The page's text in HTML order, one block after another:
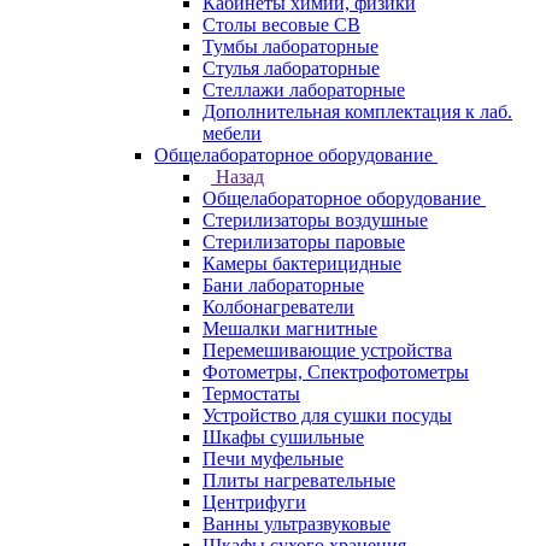
Столы весовые СВ
Тумбы лабораторные
Стулья лабораторные
Стеллажи лабораторные
Дополнительная комплектация к лаб.
мебели
Общелабораторное оборудование
Назад
Общелабораторное оборудование
Стерилизаторы воздушные
Стерилизаторы паровые
Камеры бактерицидные
Бани лабораторные
Колбонагреватели
Мешалки магнитные
Перемешивающие устройства
Фотометры, Спектрофотометры
Термостаты
Устройство для сушки посуды
Шкафы сушильные
Печи муфельные
Плиты нагревательные
Центрифуги
Ванны ультразвуковые